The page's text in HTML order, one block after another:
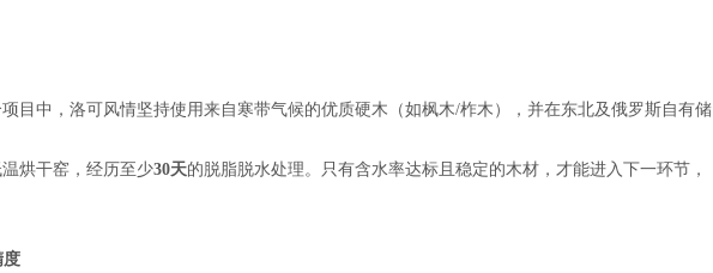
目中，洛可风情坚持使用来自寒带气候的优质硬木（如枫木/柞木），并在东北及俄罗斯自有储
烘干窑，经历至少30天的脱脂脱水处理。只有含水率达标且稳定的木材，才能进入下一环节，
度